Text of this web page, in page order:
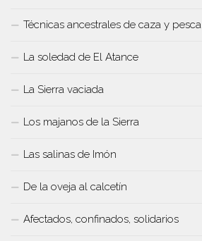
Técnicas ancestrales de caza y pesca
La soledad de El Atance
La Sierra vaciada
Los majanos de la Sierra
Las salinas de Imón
De la oveja al calcetín
Afectados, confinados, solidarios